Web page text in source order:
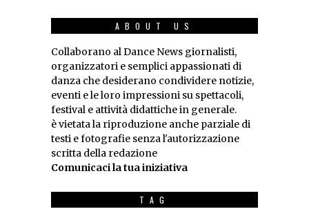
ABOUT US
Collaborano al Dance News giornalisti,
organizzatori e semplici appassionati di
danza che desiderano condividere notizie,
eventi e le loro impressioni su spettacoli,
festival e attività didattiche in generale.
è vietata la riproduzione anche parziale di
testi e fotografie senza l'autorizzazione
scritta della redazione
Comunicaci la tua iniziativa
TAG